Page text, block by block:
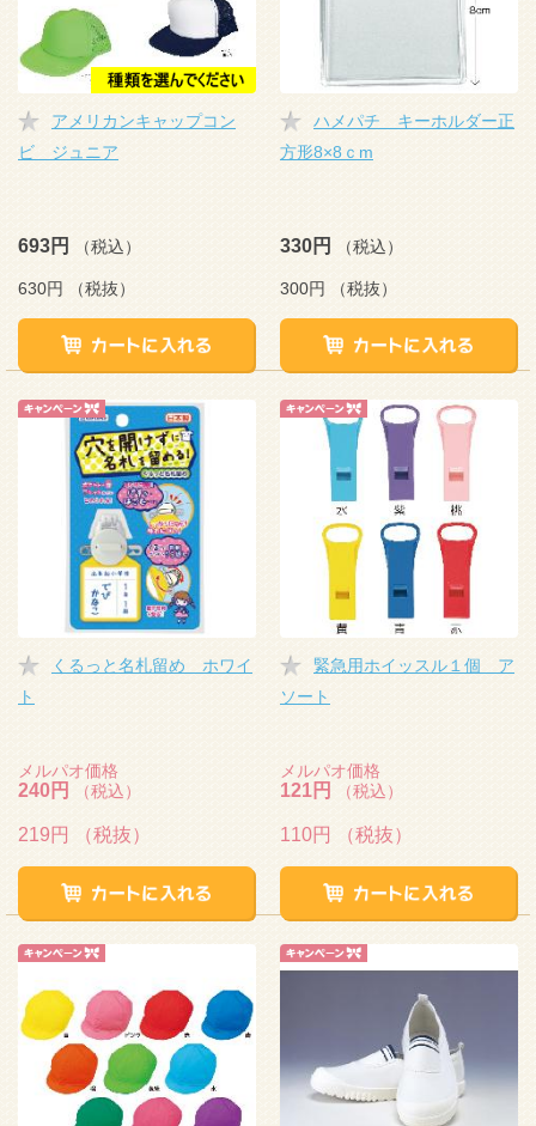
アメリカンキャップコン
ビ ジュニア
693円 （税込）
630円 （税抜）
ハメパチ キーホルダー正
方形8×8ｃm
330円 （税込）
300円 （税抜）
くるっと名札留め ホワイ
ト
メルパオ価格
240円 （税込）
219円 （税抜）
緊急用ホイッスル１個 ア
ソート
メルパオ価格
121円 （税込）
110円 （税抜）